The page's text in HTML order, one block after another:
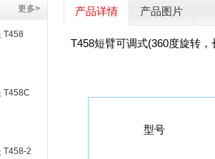
更多>
T458
T458C
T458-2
产品详情 产品图片
T458短臂可调式(360度旋转
型号